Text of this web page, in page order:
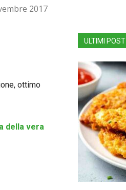
2017
ottimo
della vera
ULTIMI POST